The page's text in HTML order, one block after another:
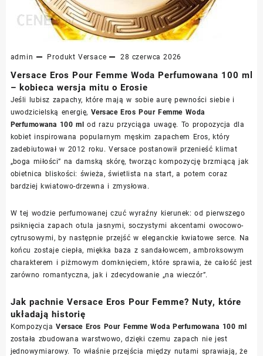
admin Produkt Versace 28 czerwca 2026
Versace Eros Pour Femme Woda Perfumowana 100 ml
– kobieca wersja mitu o Erosie
Jeśli lubisz zapachy, które mają w sobie aurę pewności siebie i
uwodzicielską energię, Versace Eros Pour Femme Woda
Perfumowana 100 ml od razu przyciąga uwagę. To propozycja dla
kobiet inspirowana popularnym męskim zapachem Eros, który
zadebiutował w 2012 roku. Versace postanowił przenieść klimat
„boga miłości” na damską skórę, tworząc kompozycję brzmiącą jak
obietnica bliskości: świeża, świetlista na start, a potem coraz
bardziej kwiatowo-drzewna i zmysłowa.
W tej wodzie perfumowanej czuć wyraźny kierunek: od pierwszego
psiknięcia zapach otula jasnymi, soczystymi akcentami owocowo-
cytrusowymi, by następnie przejść w eleganckie kwiatowe serce. Na
końcu zostaje ciepła, miękka baza z sandałowcem, ambroksowym
charakterem i piżmowym domknięciem, które sprawia, że całość jest
zarówno romantyczna, jak i zdecydowanie „na wieczór”.
Jak pachnie Versace Eros Pour Femme? Nuty, które
układają historię
KompozycjaVersace Eros Pour Femme Woda Perfumowana 100 ml
została zbudowana warstwowo, dzięki czemu zapach nie jest
jednowymiarowy. To właśnie przejścia między nutami sprawiają, że